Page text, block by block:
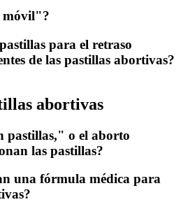
móvil"?
para el retraso
de las pastillas abortivas?
abortivas
pastillas," o el aborto
las pastillas?
una fórmula médica para